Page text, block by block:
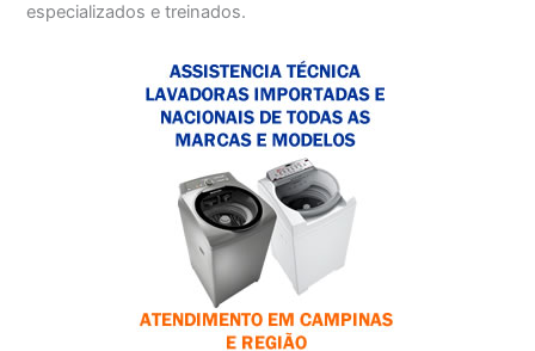
especializados e treinados.